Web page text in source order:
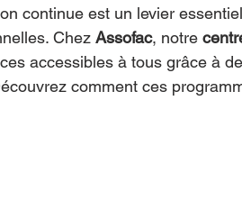
continue est un levier
Chez Assofac, notre
accessibles à tous grâce à
comment ces